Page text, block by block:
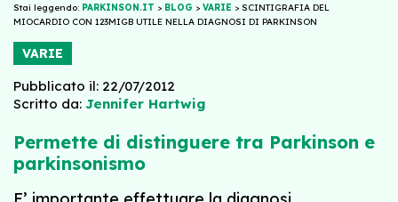
Stai leggendo: PARKINSON.IT > BLOG > VARIE > SCINTIGRAFIA DEL
MIOCARDIO CON 123MIGB UTILE NELLA DIAGNOSI DI PARKINSON
VARIE
Pubblicato il: 22/07/2012
Scritto da: Jennifer Hartwig
Permette di distinguere tra Parkinson e
parkinsonismo